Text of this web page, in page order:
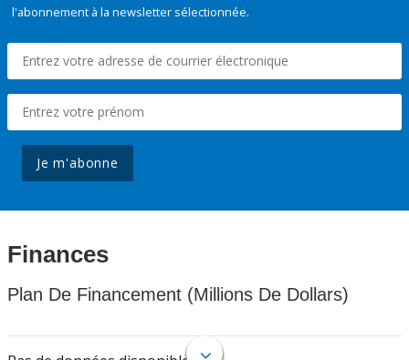
l'abonnement à la newsletter sélectionnée.
Je m'abonne
Finances
Plan De Financement (Millions De Dollars)